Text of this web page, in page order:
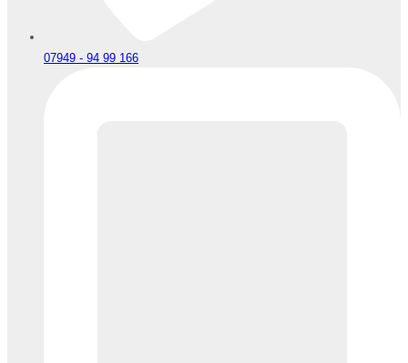
07949 - 94 99 166